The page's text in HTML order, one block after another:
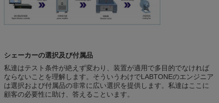
シェーカーの選択及び付属品
私達はテスト条件が絶えず変わり、装置が適用で多目的でなければ
ならないことを理解します。そういうわけでLABTONEのエンジニア
は選択および付属品の非常に広い選択を提供します。私達はここに
顧客の必要性に助け、答えることいます。